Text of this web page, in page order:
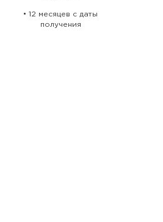
• 12 месяцев c даты
получения